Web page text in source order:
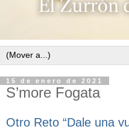
15 de enero de 2021
S’more Fogata
Otro Reto “Dale una